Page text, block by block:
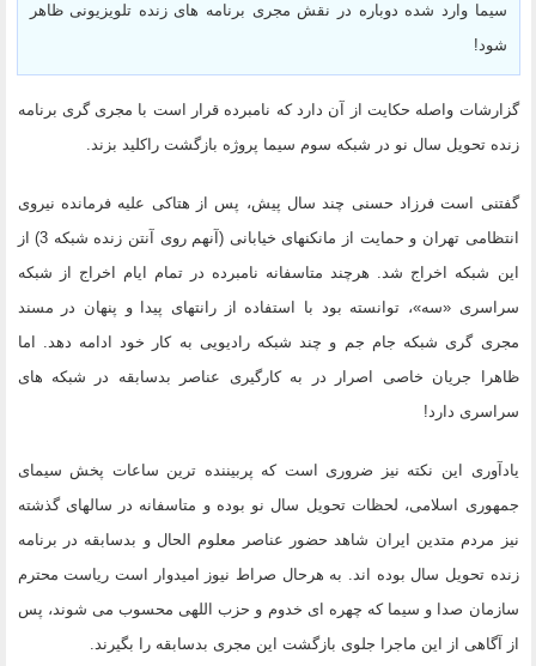
سیما وارد شده دوباره در نقش مجری برنامه های زنده تلویزیونی ظاهر
شود!
گزارشات واصله حکایت از آن دارد که نامبرده قرار است با مجری گری برنامه
زنده تحویل سال نو در شبکه سوم سیما پروژه بازگشت راکلید بزند.
گفتنی است فرزاد حسنی چند سال پیش، پس از هتاکی علیه فرمانده نیروی
انتظامی تهران و حمایت از مانکنهای خیابانی (آنهم روی آنتن زنده شبکه 3) از
این شبکه اخراج شد. هرچند متاسفانه نامبرده در تمام ایام اخراج از شبکه
سراسری «سه»، توانسته بود با استفاده از رانتهای پیدا و پنهان در مسند
مجری گری شبکه جام جم و چند شبکه رادیویی به کار خود ادامه دهد. اما
ظاهرا جریان خاصی اصرار در به کارگیری عناصر بدسابقه در شبکه های
سراسری دارد!
یادآوری این نکته نیز ضروری است که پربیننده ترین ساعات پخش سیمای
جمهوری اسلامی، لحظات تحویل سال نو بوده و متاسفانه در سالهای گذشته
نیز مردم متدین ایران شاهد حضور عناصر معلوم الحال و بدسابقه در برنامه
زنده تحویل سال بوده اند. به هرحال صراط نیوز امیدوار است ریاست محترم
سازمان صدا و سیما که چهره ای خدوم و حزب اللهی محسوب می شوند، پس
از آگاهی از این ماجرا جلوی بازگشت این مجری بدسابقه را بگیرند.